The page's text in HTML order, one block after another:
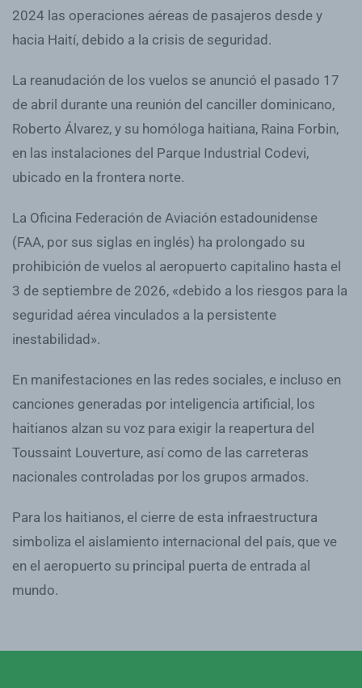
2024 las operaciones aéreas de pasajeros desde y
hacia Haití, debido a la crisis de seguridad.
La reanudación de los vuelos se anunció el pasado 17
de abril durante una reunión del canciller dominicano,
Roberto Álvarez, y su homóloga haitiana, Raina Forbin,
en las instalaciones del Parque Industrial Codevi,
ubicado en la frontera norte.
La Oficina Federación de Aviación estadounidense
(FAA, por sus siglas en inglés) ha prolongado su
prohibición de vuelos al aeropuerto capitalino hasta el
3 de septiembre de 2026, «debido a los riesgos para la
seguridad aérea vinculados a la persistente
inestabilidad».
En manifestaciones en las redes sociales, e incluso en
canciones generadas por inteligencia artificial, los
haitianos alzan su voz para exigir la reapertura del
Toussaint Louverture, así como de las carreteras
nacionales controladas por los grupos armados.
Para los haitianos, el cierre de esta infraestructura
simboliza el aislamiento internacional del país, que ve
en el aeropuerto su principal puerta de entrada al
mundo.